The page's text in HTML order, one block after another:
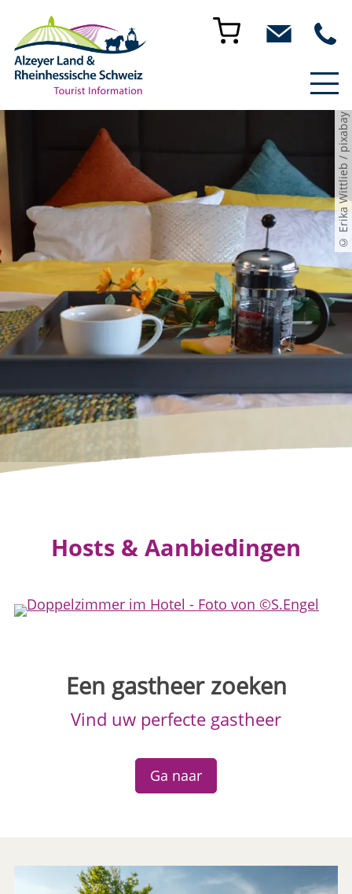
© Erika Wittlieb / pixabay
Hosts & Aanbiedingen
Een gastheer zoeken
Vind uw perfecte gastheer
Ga naar